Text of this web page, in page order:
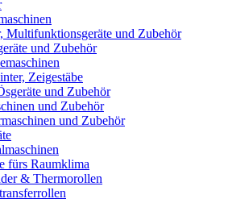
Multifunktionsgeräte und Zubehör
und Zubehör
Zeigestäbe
und Zubehör
und Zubehör
und Zubehör
fürs Raumklima
& Thermorollen